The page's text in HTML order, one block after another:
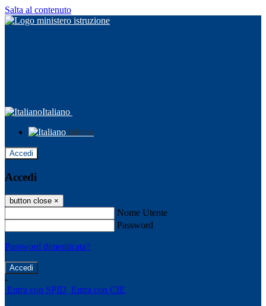
Salta al contenuto
Italiano
Italiano
Accedi
Accedi
button close ×
Nome Utente
Password
Password dimenticata?
-
Entra con SPID Entra con CIE